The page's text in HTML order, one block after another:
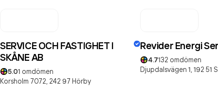
SERVICE OCH FASTIGHET I
SKÅNE AB
5.01 omdömen
Korsholm 7072, 242 97 Hörby
Revider Energi
4.7132 omdömen
Djupdalsvägen 1, 192 51